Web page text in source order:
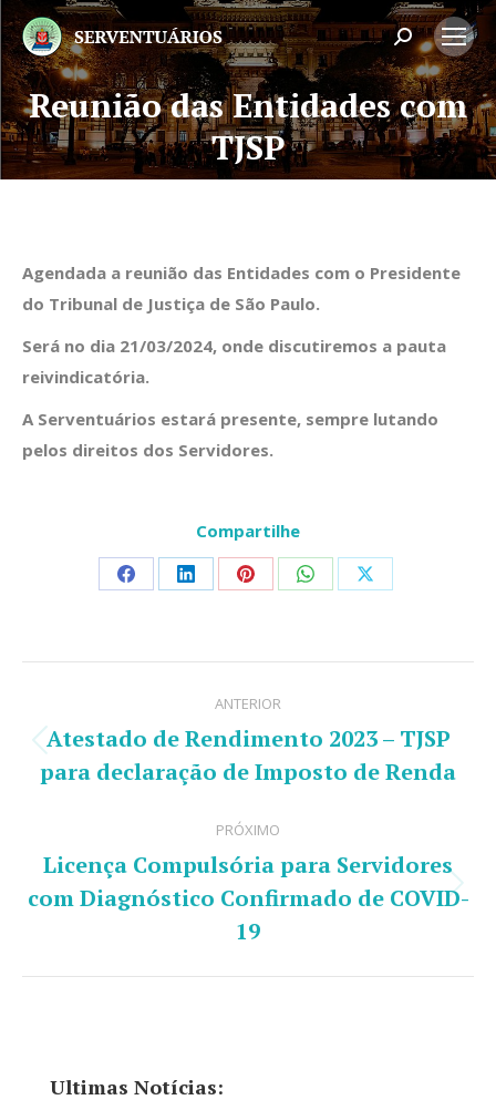
Search:
Reunião das Entidades com
TJSP
Você está aqui:
Agendada a reunião das Entidades com o Presidente
do Tribunal de Justiça de São Paulo.
Será no dia 21/03/2024, onde discutiremos a pauta
reivindicatória.
A Serventuários estará presente, sempre lutando
pelos direitos dos Servidores.
Compartilhe
Share
Facebook
Share
LinkedIn
Share
Pinterest
Share
WhatsApp
Share
X
de
post:
ANTERIOR
Post
anterior:
Atestado de Rendimento 2023 – TJSP
para declaração de Imposto de Renda
PRÓXIMO
Próximo
post:
Licença Compulsória para Servidores
com Diagnóstico Confirmado de COVID-
19
Ultimas Notícias: